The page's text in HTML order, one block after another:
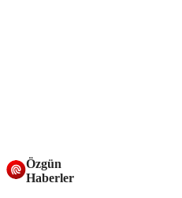
Özgün
Haberler